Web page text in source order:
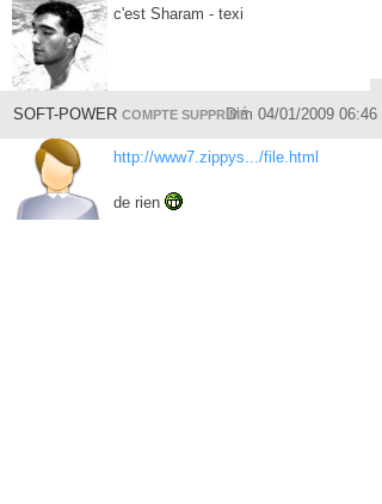
c'est Sharam - texi
SOFT-POWER COMPTE SUPPRIMÉDim 04/01/2009 06:46
http://www7.zippys.../file.html
de rien